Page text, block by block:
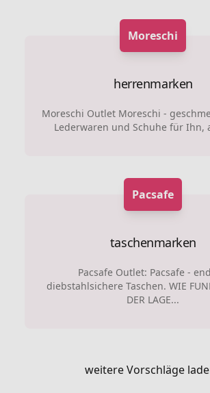
Moreschi
herrenmarken
Moreschi Outlet Moreschi -
Lederwaren und Schuhe für Ihn,
Pacsafe
taschenmarken
Pacsafe Outlet: Pacsafe -
diebstahlsichere Taschen. WIE
DER LAGE...
weitere Vorschläge